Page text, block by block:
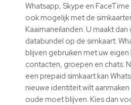
Whatsapp, Skype en
ook mogelijk met de
Kaaimaneilanden. U maakt
databundel op de simkaart.
blijven gebruiken met uw
contacten, groepen en chats.
een prepaid simkaart kan
nieuwe identiteit wilt
oude moet blijven. Kies dan